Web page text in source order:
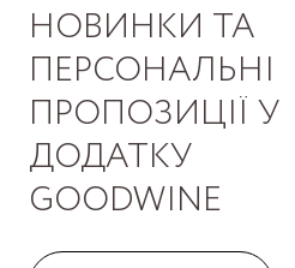
НОВИНКИ ТА
ПЕРСОНАЛЬНІ
ПРОПОЗИЦІЇ У
ДОДАТКУ
GOODWINE